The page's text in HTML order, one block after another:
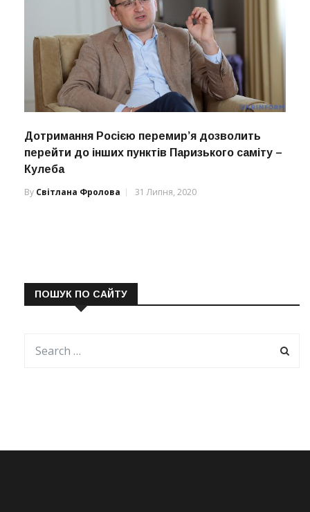
Дотримання Росією перемир’я дозволить
перейти до інших пунктів Паризького саміту –
Кулеба
By Світлана Фролова 31 Липня, 2020
ПОШУК ПО САЙТУ